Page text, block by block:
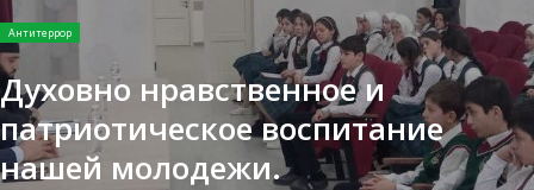
Антитеррор
Духовно нравственное и
патриотическое воспитание
нашей молодежи.